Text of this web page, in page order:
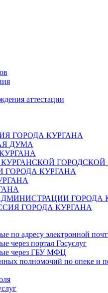
аттестации
ГОРОДА КУРГАНА
ДУМА
КУРГАНА
ГОРОДА
ГОРОДА КУРГАНА
по адресу электронной
через портал Госуслуг
через ГБУ МФЦ
полномочий по опеке и